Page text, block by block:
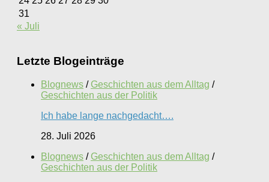
31
« Juli
Letzte Blogeinträge
Blognews / Geschichten aus dem Alltag /
Geschichten aus der Politik
Ich habe lange nachgedacht….
28. Juli 2026
Blognews / Geschichten aus dem Alltag /
Geschichten aus der Politik